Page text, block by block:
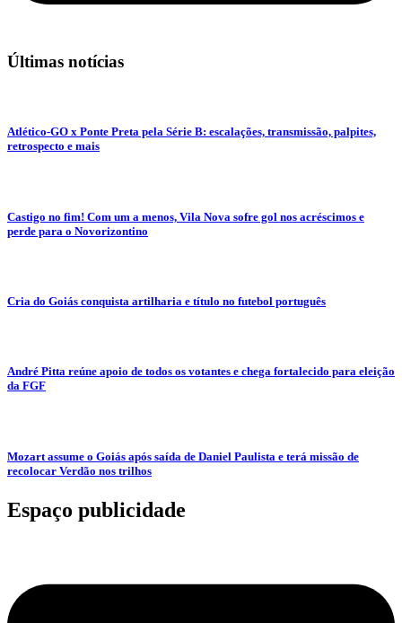
Últimas notícias
Atlético-GO x Ponte Preta pela Série B: escalações, transmissão, palpites,
retrospecto e mais
Castigo no fim! Com um a menos, Vila Nova sofre gol nos acréscimos e
perde para o Novorizontino
Cria do Goiás conquista artilharia e título no futebol português
André Pitta reúne apoio de todos os votantes e chega fortalecido para eleição
da FGF
Mozart assume o Goiás após saída de Daniel Paulista e terá missão de
recolocar Verdão nos trilhos
Espaço publicidade